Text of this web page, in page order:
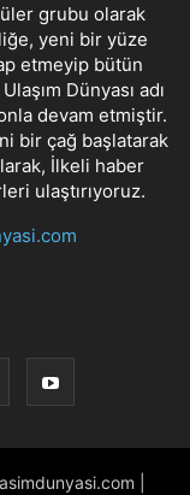
grubu olarak
yeni bir yüze
etmeyip bütün
Dünyası adı
devam etmiştir.
bir çağ başlatarak
İlkeli haber
ulaştırıyoruz.
|